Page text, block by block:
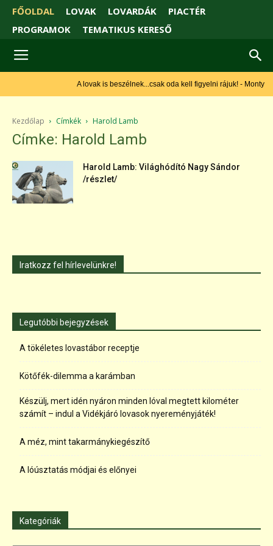
FŐOLDAL LOVAK LOVARDÁK
PIACTÉR
PROGRAMOK
TEMATIKUS KERESŐ
A lovak is beszélnek...csak oda kell figyelni rájuk! - Monty
Kezdőlap Címkék Harold Lamb
Címke: Harold Lamb
Harold Lamb: Világhódító Nagy Sándor
/részlet/
Iratkozz fel hírlevelünkre!
Legutóbbi bejegyzések
A tökéletes lovastábor receptje
Kötőfék-dilemma a karámban
Készülj, mert idén nyáron minden lóval megtett kilométer
számít – indul a Vidékjáró lovasok nyereményjáték!
A méz, mint takarmánykiegészítő
A lóúsztatás módjai és előnyei
Kategóriák